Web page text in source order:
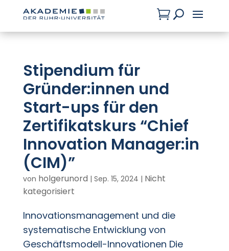
U

Stipendium für
Gründer:innen und
Start-ups für den
Zertifikatskurs “Chief
Innovation Manager:in
(CIM)”
von holgerunord | Sep. 15, 2024 | Nicht
kategorisiert
Innovationsmanagement und die
systematische Entwicklung von
Geschäftsmodell-Innovationen Die